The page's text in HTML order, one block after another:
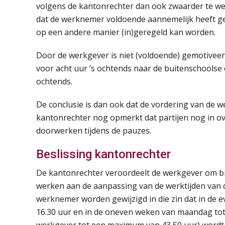
volgens de kantonrechter dan ook zwaarder te
dat de werknemer voldoende aannemelijk heeft
op een andere manier (in)geregeld kan worden.
Door de werkgever is niet (voldoende)
voor acht uur ’s ochtends naar de
ochtends.
De conclusie is dan ook dat de vordering van de
kantonrechter nog opmerkt dat partijen nog in
doorwerken tijdens de pauzes.
Beslissing kantonrechter
De kantonrechter veroordeelt de werkgever om
werken aan de aanpassing van de werktijden
werknemer worden gewijzigd in die zin dat in de
16.30 uur en in de oneven weken van maandag